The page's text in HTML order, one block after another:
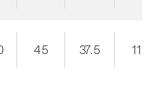
45 37.5 11